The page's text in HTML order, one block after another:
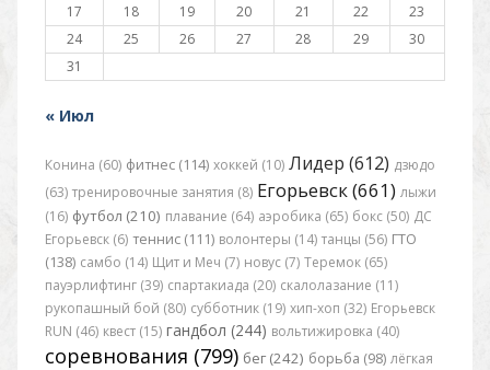
17
18 19 20 21 22
23
24
25 26 27 28 29
30
31
« Июл
Конина (60) фитнес (114) хоккей (10) Лидер (612) дзюдо
(63) тренировочные занятия (8) Егорьевск (661) лыжи
(16) футбол (210) плавание (64) аэробика (65) бокс (50) ДС
Егорьевск (6) теннис (111) волонтеры (14) танцы (56) ГТО
(138) самбо (14) Щит и Меч (7) новус (7) Теремок (65)
пауэрлифтинг (39) спартакиада (20) скалолазание (11)
рукопашный бой (80) субботник (19) хип-хоп (32) Егорьевск
RUN (46) квест (15) гандбол (244) вольтижировка (40)
соревнования (799) бег (242) борьба (98) лёгкая